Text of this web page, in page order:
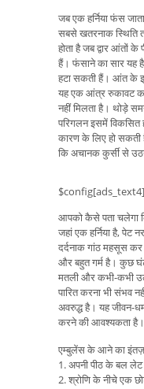
जब एक हर्निया फंस
सबसे खतरनाक स्थिति
होता है जब द्वार आंतों
हैं। फंसाने का सार यह
हटा सकती हैं। आंत के
यह एक आंत्र रुकावट
नहीं मिलता है। थोड़े
परिगलन इसमें विकसित
कारण के लिए हो
कि अचानक कुर्सी से
आपको कैसे पता चलेगा
जहां एक हर्निया है,
दर्दनाक गांठ महसूस
और बहुत गर्म है। कुछ
मतली और कभी-कभी
पारित करना भी संभव
अवरुद्ध है। यह जीवन-
करने की आवश्यकता है।
एम्बुलेंस के आने का
1. अपनी पीठ के बल लेट
2. श्रोणि के नीचे एक